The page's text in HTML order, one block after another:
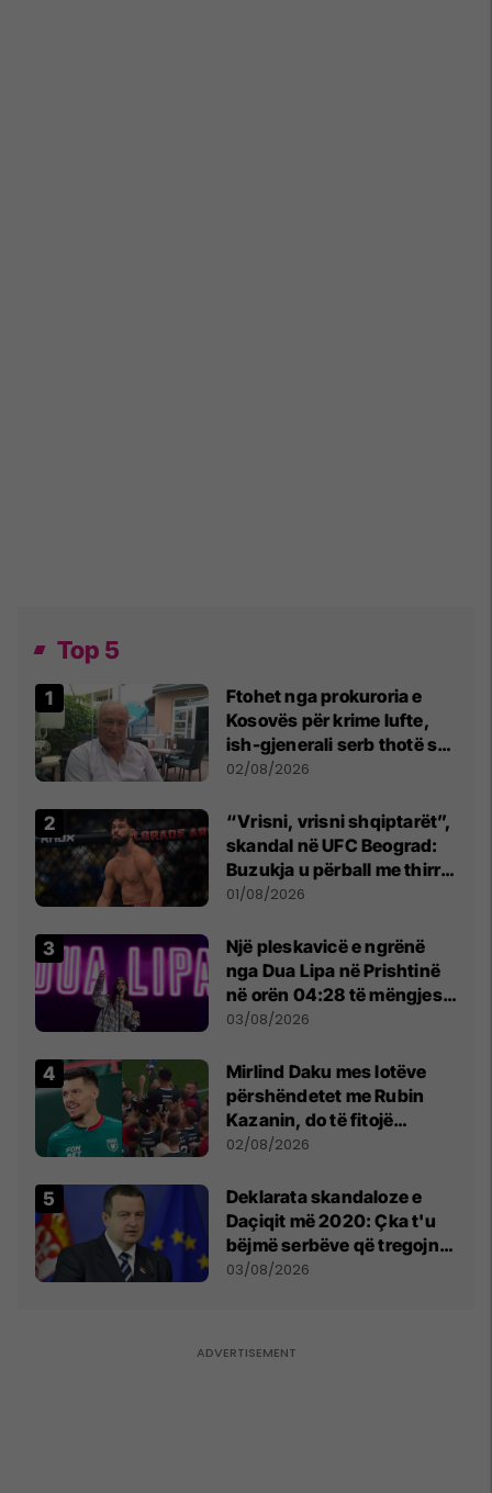
Top 5
Ftohet nga prokuroria e
Kosovës për krime lufte,
ish-gjenerali serb thotë se
dikush e tradhtoi në
02/08/2026
“Vrisni, vrisni shqiptarët”,
skandal në UFC Beograd:
Buzukja u përball me thirrje
anti-shqiptare nga
01/08/2026
Një pleskavicë e ngrënë
nga Dua Lipa në Prishtinë
në orën 04:28 të mëngjesit
- dhe bota digjitale serbe
03/08/2026
Mirlind Daku mes lotëve
përshëndetet me Rubin
Kazanin, do të fitojë
miliona te Spartak Moska
02/08/2026
​Deklarata skandaloze e
Daçiqit më 2020: Çka t'u
bëjmë serbëve që tregojnë
ku janë varrosur shqiptarët
03/08/2026